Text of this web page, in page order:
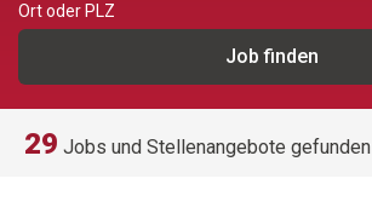
Ort oder PLZ
29 Jobs und Stellenangebote gefunden